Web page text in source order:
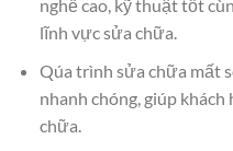
nghề cao, kỹ thuật tốt
lĩnh vực sửa chữa.
Qúa trình sửa chữa mất
nhanh chóng, giúp
chữa.